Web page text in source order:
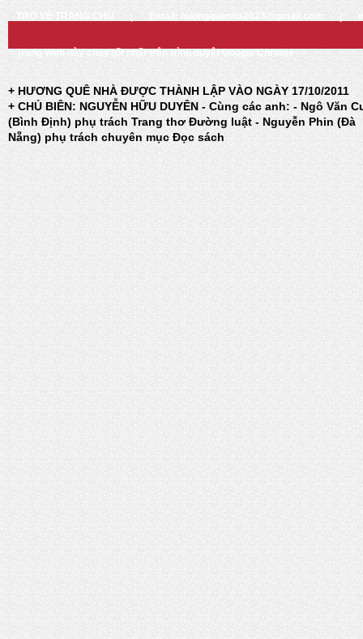
TRỞ VỀ TRANG CHỦ Email: huongquenha2023@gmail.com
Trang Web này chạy tốt nhất trên trình duyệt Google Chrome
+ HƯƠNG QUÊ NHÀ ĐƯỢC THÀNH LẬP VÀO NGÀY 17/10/2011
+ CHỦ BIÊN: NGUYỄN HỮU DUYÊN - Cùng các anh: - Ngô Văn
(Bình Định) phụ trách Trang thơ Đường luật - Nguyễn Phin (Đà
Nẵng) phụ trách chuyên mục Đọc sách